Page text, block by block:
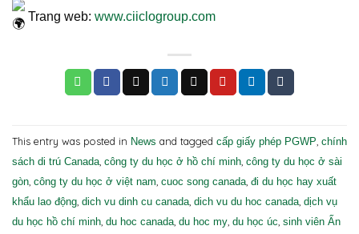
Trang web: www.ciiclogroup.com
This entry was posted in News and tagged cấp giấy phép PGWP chính
sách di trú Canada công ty du học ở hồ chí minh công ty du học ở sài
gòn công ty du học ở việt nam cuoc song canada đi du học hay xuất
khẩu lao động dich vu dinh cu canada dich vu du hoc canada dịch vụ
du học hồ chí minh du hoc canada du hoc my du học úc sinh viên Ấn